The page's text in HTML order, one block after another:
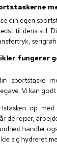
din egen
til dens stil.
fungerer
sportstaske
Vi kan
op
de rejser,
handler
sig hydreret